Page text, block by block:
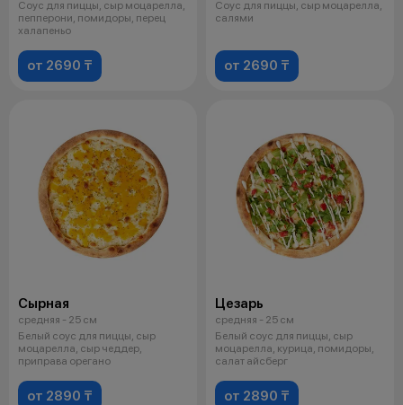
Соус для пиццы, сыр моцарелла,
пепперони, помидоры, перец
халапеньо
от 2690 ₸
Соус для пиццы, сыр моцарелла,
салями
от 2690 ₸
Сырная
средняя - 25 см
Белый соус для пиццы, сыр
моцарелла, сыр чеддер,
приправа орегано
от 2890 ₸
Цезарь
средняя - 25 см
Белый соус для пиццы, сыр
моцарелла, курица, помидоры,
салат айсберг
от 2890 ₸